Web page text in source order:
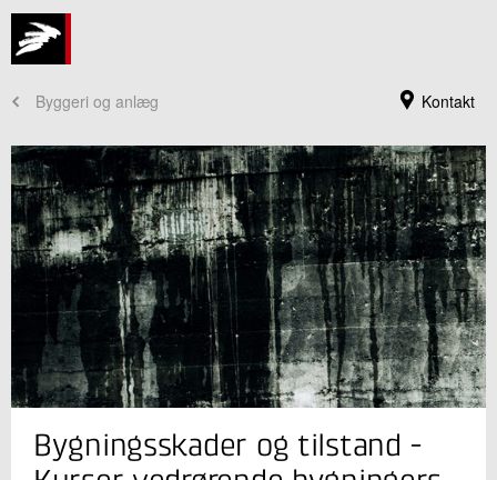
Kontakt
Byggeri og anlæg
Jeg er din kontaktperson
Thor Hansen
Centerchef, Civilingeniør, ph.d.
Bygningsskader og tilstand -